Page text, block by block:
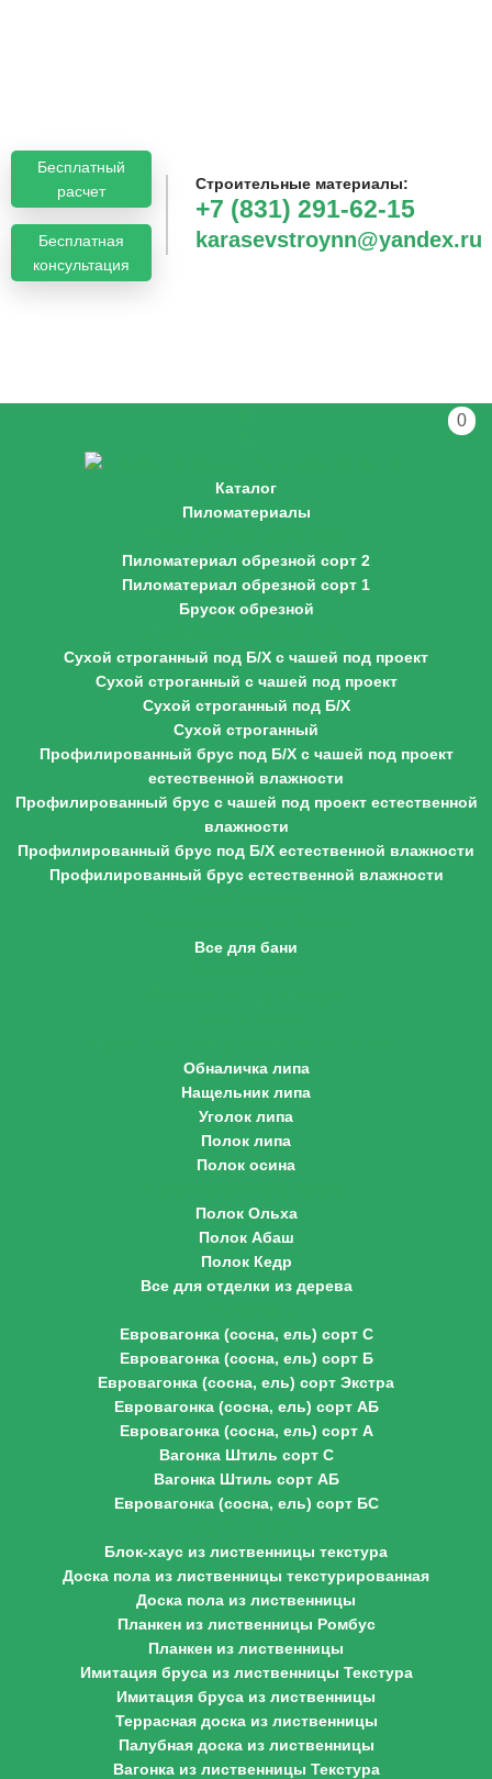
Бесплатный
расчет
Бесплатная
консультация
Строительные материалы:
+7 (831) 291-62-15
karasevstroynn@yandex.ru
Каталог
Пиломатериалы
Пиломатериал обрезной сорт 2
Пиломатериал обрезной сорт 1
Брусок обрезной
Сухой строганный под Б/Х с чашей под проект
Сухой строганный с чашей под проект
Сухой строганный под Б/Х
Сухой строганный
Профилированный брус под Б/Х с чашей под проект
естественной влажности
Профилированный брус с чашей под проект естественной
влажности
Профилированный брус под Б/Х естественной влажности
Профилированный брус естественной влажности
Все для бани
Обналичка липа
Нащельник липа
Уголок липа
Полок липа
Полок осина
Полок Ольха
Полок Абаш
Полок Кедр
Все для отделки из дерева
Евровагонка (сосна, ель) сорт С
Евровагонка (сосна, ель) сорт Б
Евровагонка (сосна, ель) сорт Экстра
Евровагонка (сосна, ель) сорт АБ
Евровагонка (сосна, ель) сорт А
Вагонка Штиль сорт С
Вагонка Штиль сорт АБ
Евровагонка (сосна, ель) сорт БС
Блок-хаус из лиственницы текстура
Доска пола из лиственницы текстурированная
Доска пола из лиственницы
Планкен из лиственницы Ромбус
Планкен из лиственницы
Имитация бруса из лиственницы Текстура
Имитация бруса из лиственницы
Террасная доска из лиственницы
Палубная доска из лиственницы
Вагонка из лиственницы Текстура
0